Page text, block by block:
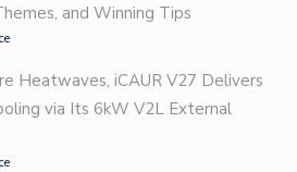
AUTO DETAILER…
BRAKE SHOP
and Winning Tips
Heatwaves, iCAUR V27 Delivers
via Its 6kW V2L External